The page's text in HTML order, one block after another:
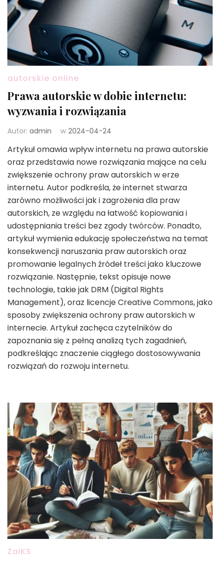
autorskie online
Prawa autorskie w dobie internetu:
wyzwania i rozwiązania
Autor: admin w 2024-04-24
Artykuł omawia wpływ internetu na prawa autorskie
oraz przedstawia nowe rozwiązania mające na celu
zwiększenie ochrony praw autorskich w erze
internetu. Autor podkreśla, że internet stwarza
zarówno możliwości jak i zagrożenia dla praw
autorskich, ze względu na łatwość kopiowania i
udostępniania treści bez zgody twórców. Ponadto,
artykuł wymienia edukację społeczeństwa na temat
konsekwencji naruszania praw autorskich oraz
promowanie legalnych źródeł treści jako kluczowe
rozwiązanie. Następnie, tekst opisuje nowe
technologie, takie jak DRM (Digital Rights
Management), oraz licencje Creative Commons, jako
sposoby zwiększenia ochrony praw autorskich w
internecie. Artykuł zachęca czytelników do
zapoznania się z pełną analizą tych zagadnień,
podkreślając znaczenie ciągłego dostosowywania
rozwiązań do rozwoju internetu.
ZaiKS